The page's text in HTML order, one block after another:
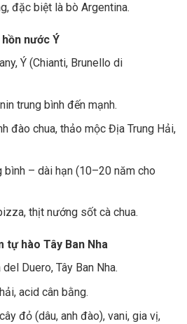
đặc biệt là bò Argentina.
nước Ý
Ý (Chianti, Brunello di
trung bình đến mạnh.
đào chua, thảo mộc Địa Trung Hải,
bình – dài hạn (10–20 năm cho
thịt nướng sốt cà chua.
tự hào Tây Ban Nha
del Duero, Tây Ban Nha.
acid cân bằng.
đỏ (dâu, anh đào), vani, gia vị,